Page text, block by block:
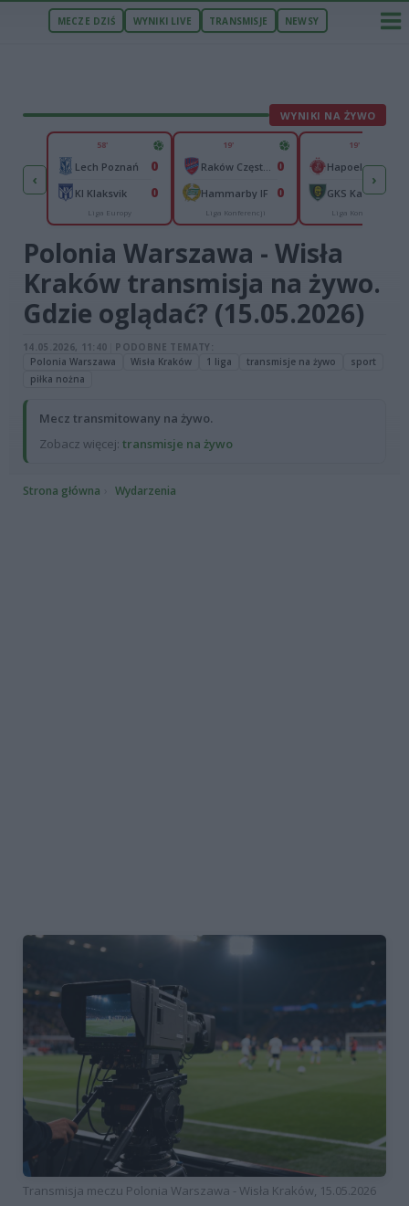
MECZE DZIŚ WYNIKI LIVE TRANSMISJE NEWSY
WYNIKI NA ŻYWO
‹
2
1
58'
Lech Poznań 0
KI Klaksvik 0
Liga Europy
19'
0
Hammarby IF 0
Liga Konferencji
19'
GKS Katowice
Liga Konferencji
›
Polonia Warszawa - Wisła
Kraków transmisja na żywo.
Gdzie oglądać? (15.05.2026)
14.05.2026, 11:40
PODOBNE TEMATY:
Polonia Warszawa
Wisła Kraków 1 liga transmisje na żywo
sport
piłka nożna
Mecz transmitowany na żywo.
Zobacz więcej: transmisje na żywo
Strona główna Wydarzenia
Transmisja meczu Polonia Warszawa - Wisła Kraków, 15.05.2026